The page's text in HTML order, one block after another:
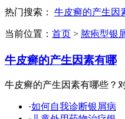
热门搜索： 牛皮癣的产生因
当前位置： 首页 > 脓疱型银
牛皮癣的产生因素有哪
牛皮癣的产生因素有哪些？
·如何自我诊断银屑病